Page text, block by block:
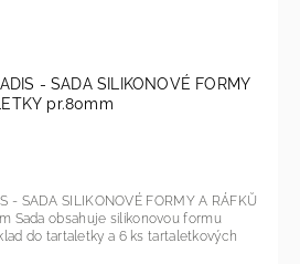
- SADA SILIKONOVÉ FORMY
pr.80mm
- SADA SILIKONOVÉ FORMY A RÁFKŮ
do tartaletky a 6 ks tartaletkových